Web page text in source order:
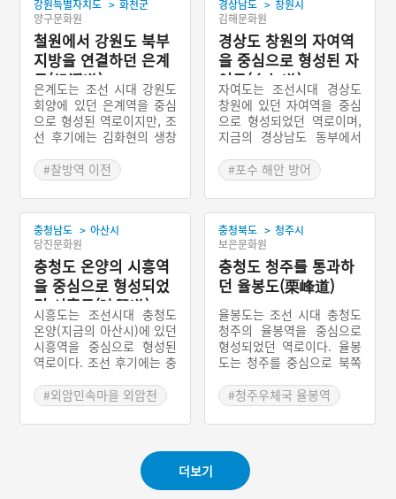
강원특별자치도 > 화천군
양구문화원
철원에서 강원도 북부
지방을 연결하던 은계
도(銀溪道)
은계도는 조선 시대 강원도
회양에 있던 은계역을 중심
으로 형성된 역로이지만, 조
선 후기에는 김화현의 생창
따라 생창역을 중심으로 하
는 역로가 되었다. 강원도의
북부를 동서 방향으로 연결
하던 역로로서, 지금의 함경
도로 향하던 역로라 할 수
있다. 은계도의 본래 중심역
이었던 은계역은 영동지방
으로 뻗은 도로의 우두머리
역이었기 때문에 역을 관리
하던 찰방은 엄격히 선발했
다. 구간의 상당 부분은 현
재 군사분계선 북쪽에 분포
하고, 일부는 강원도 화천군
·양구군·인제군을 통과한다.
#찰방역 이전
#관북지방 역로
#군사분계선
경상남도 > 창원시
김해문화원
경상도 창원의 자여역
을 중심으로 형성된 자
여도(自如道)
자여도는 조선시대 경상도
창원에 있던 자여역을 중심
으로 형성되었던 역로이며,
지금의 경상남도 동부에서
싸인 고을을 연결하던 역로
이다. 고려시대의 금주도를
계승했으며, 소촌도에 통합
되었다가 1462년에 자여도
로 복구되었다. 역은 대부분
낙동강 수계에 접해 있으며,
일부는 남해안을 따라서 분
포했다. 또한 남해안의 해안
지방에 있는 역에는 포수를
배치하여 해안지방의 방어
를 강화했다. 일본으로 떠나
던 사행단이 통과하던 구간
이기도 했다. 지금의 경상남
도 창원시, 김해시, 함안군
등지를 통과하던 역로를 관
할했다.
#포수 해안 방어
#자여도 형지안 일본 보
관
충청남도 > 아산시
당진문화원
충청도 온양의 시흥역
을 중심으로 형성되었
던 시흥도(時興道)
시흥도는 조선시대 충청도
온양(지금의 아산시)에 있던
시흥역을 중심으로 형성된
역로이다. 조선 후기에는 충
으로 하는 금정도에 통합되
었다. 조선 초기에는 지금의
아산시 일대에 있던 역을 관
진시 및 예산군에 자리한 역
까지 관할하게 되었다. 새롭
게 이전한 충청남도 도청이
#외암민속마을 외암천
#가야산 충청남도청
충청북도 > 청주시
보은문화원
충청도 청주를 통과하
던 율봉도(栗峰道)
율봉도는 조선 시대 충청도
청주의 율봉역을 중심으로
형성되었던 역로이다. 율봉
도는 청주를 중심으로 북쪽
남쪽의 보은-회인-상주로 이
어지는 구간, 남쪽의 문의-
옥천-영동-황간-추풍령으로
다. 지금의 충청북도 서북부
를 제외한 충청북도 전 지역
의 역을 관할했다. 조선 시
#청주우체국 율봉역
더보기